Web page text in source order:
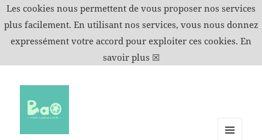
Les cookies nous permettent de vous proposer nos services
plus facilement. En utilisant nos services, vous nous donnez
expressément votre accord pour exploiter ces cookies. En
savoir plus ☒